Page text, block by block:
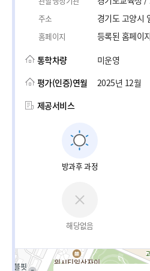
주소 경기도 고양시
홈페이지
등록된 홈페이
통학차량
미운영
평가(인증)연월
2025년 12월
제공서비스
방과후 과정
해당없음